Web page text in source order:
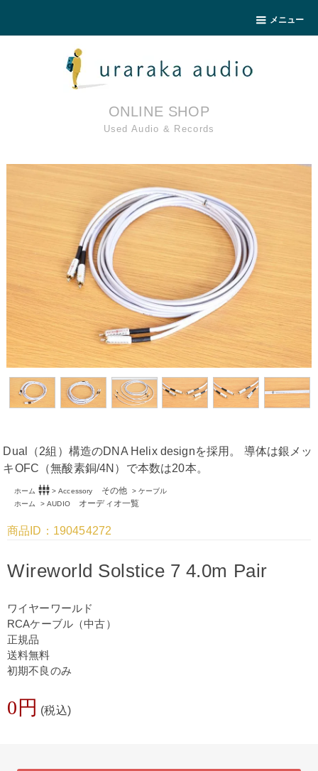
メニュー
ONLINE SHOP
Used Audio & Records
Dual（2組）構造のDNA Helix designを採用。 導体は銀メッ
キOFC（無酸素銅/4N）で本数は20本。
ホーム >
settings_input_component Accessory その他 > ケーブル
ホーム
>AUDIOオーディオ一覧
商品ID：190454272
Wireworld Solstice 7 4.0m Pair
ワイヤーワールド
RCAケーブル（中古）
正規品
送料無料
初期不良のみ
0円 (税込)